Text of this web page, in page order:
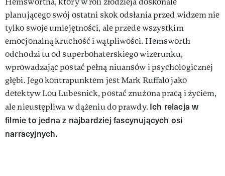
planującego swój ostatni skok odsłania przed widzem nie
tylko swoje umiejętności, ale przede wszystkim
emocjonalną kruchość i wątpliwości. Hemsworth
odchodzi tu od superbohaterskiego wizerunku,
wprowadzając postać pełną niuansów i psychologicznej
głębi. Jego kontrapunktem jest Mark Ruffalo jako
detektyw Lou Lubesnick, postać znużona pracą i życiem,
ale nieustępliwa w dążeniu do prawdy. Ich relacja w
filmie to jedna z najbardziej fascynujących osi
narracyjnych.